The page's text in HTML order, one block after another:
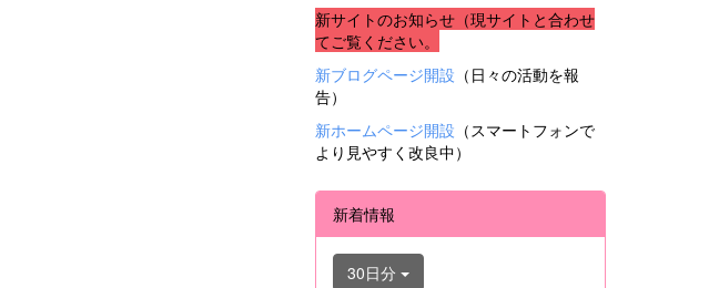
新サイトのお知らせ（現サイトと合わせ
てご覧ください。
新ブログページ開設 （日々の活動を報
告）
新ホームページ開設 （スマートフォンで
より見やすく改良中）
新着情報
30日分